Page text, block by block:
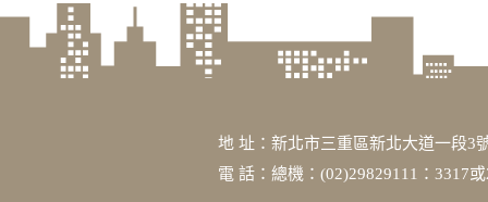
地 址：新北市三重區新北大道一段3
電 話：總機：(02)29829111：